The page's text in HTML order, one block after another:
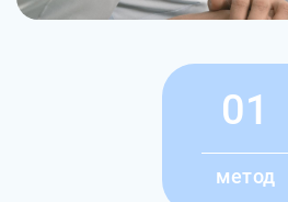
01
метод